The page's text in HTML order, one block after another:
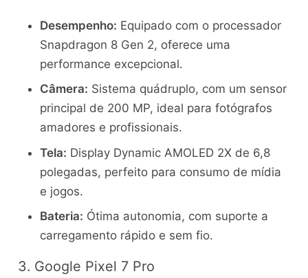
Desempenho: Equipado com o processador
Snapdragon 8 Gen 2, oferece uma
performance excepcional.
Câmera: Sistema quádruplo, com um sensor
principal de 200 MP, ideal para fotógrafos
amadores e profissionais.
Tela: Display Dynamic AMOLED 2X de 6,8
polegadas, perfeito para consumo de mídia
e jogos.
Bateria: Ótima autonomia, com suporte a
carregamento rápido e sem fio.
3. Google Pixel 7 Pro